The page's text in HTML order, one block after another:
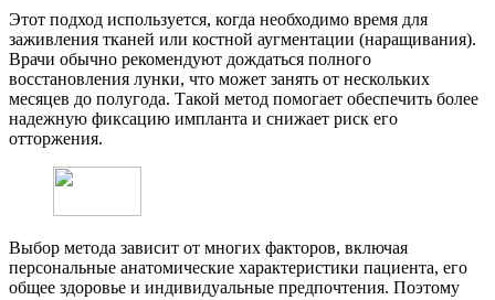
Этот подход используется, когда необходимо время для
заживления тканей или костной аугментации (наращивания).
Врачи обычно рекомендуют дождаться полного
восстановления лунки, что может занять от нескольких
месяцев до полугода. Такой метод помогает обеспечить более
надежную фиксацию импланта и снижает риск его
отторжения.
Выбор метода зависит от многих факторов, включая
персональные анатомические характеристики пациента, его
общее здоровье и индивидуальные предпочтения. Поэтому